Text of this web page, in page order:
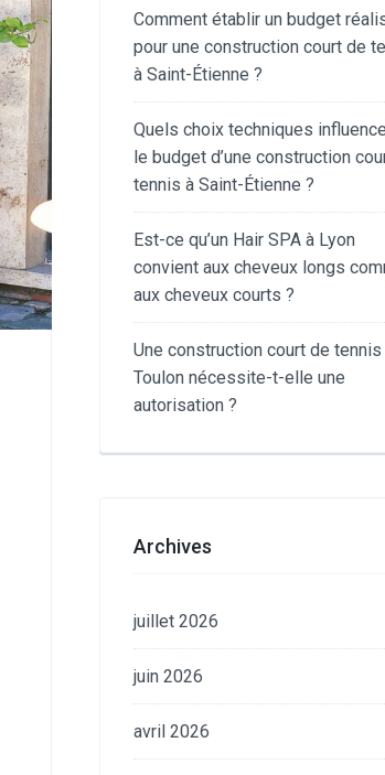
Comment établir un budget
pour une construction court de
à Saint-Étienne ?
Quels choix techniques
le budget d’une construction
tennis à Saint-Étienne ?
Est-ce qu’un Hair SPA à Lyon
convient aux cheveux longs
aux cheveux courts ?
Une construction court de tennis
Toulon nécessite-t-elle une
autorisation ?
Archives
juillet 2026
juin 2026
avril 2026